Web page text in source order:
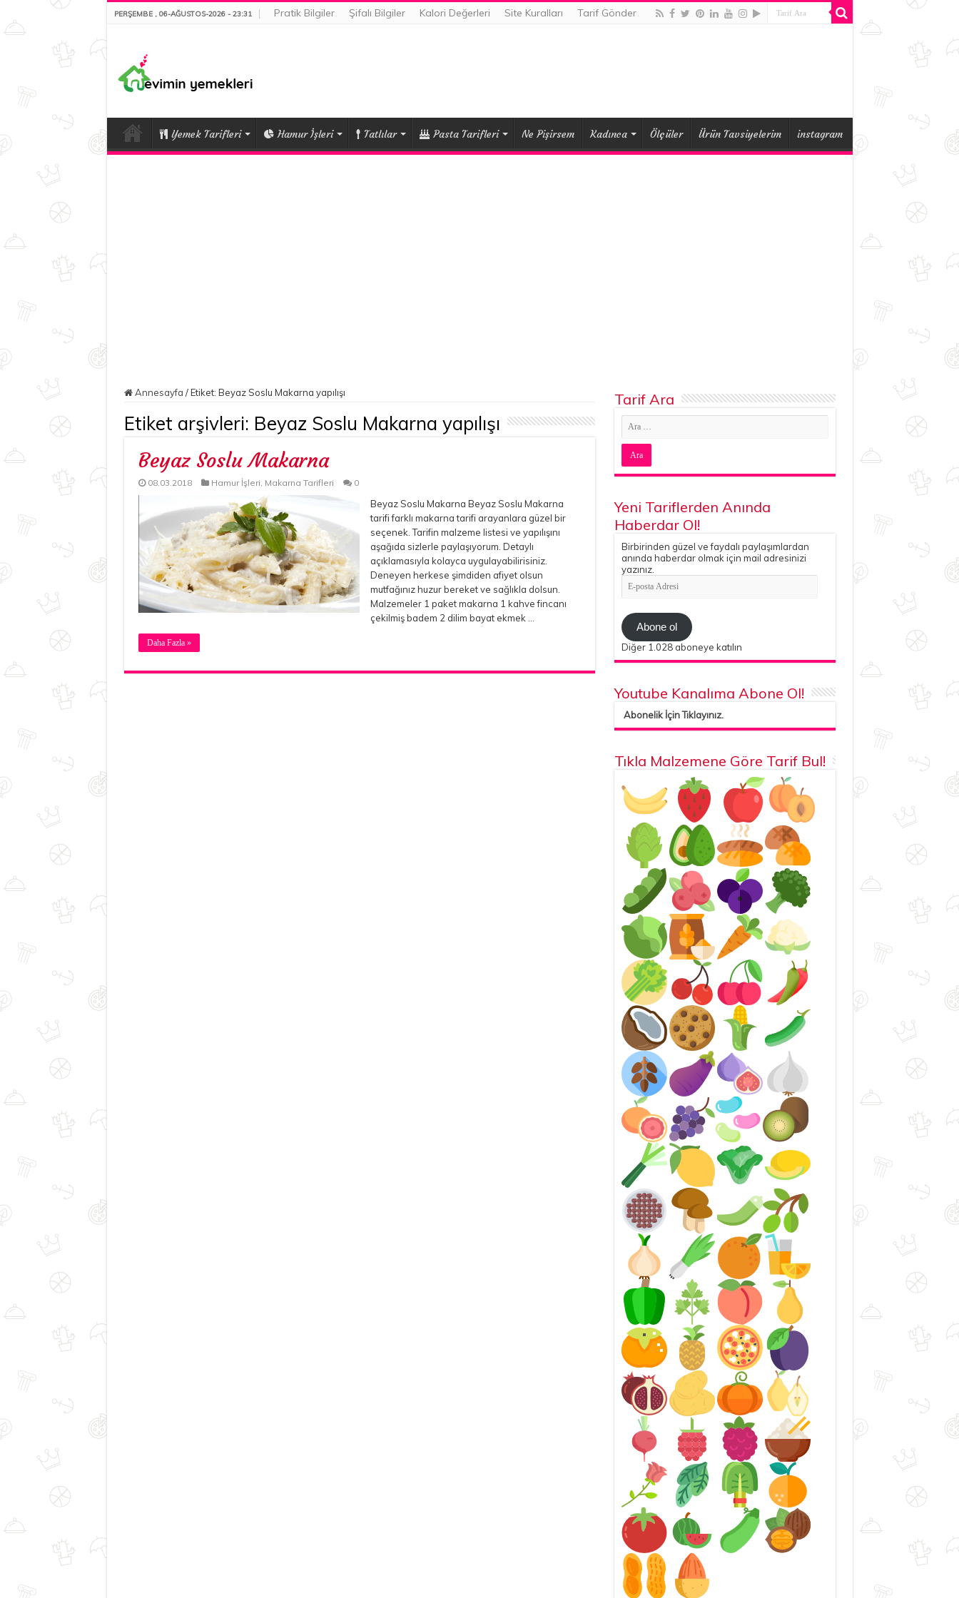
PERŞEMBE , 06-AĞUSTOS-2026 - 23:31 Pratik Bilgiler Şifalı Bilgiler Kalori Değerleri Site Kuralları Tarif Gönder
Yemek Tarifleri Hamur İşleri Tatlılar Pasta Tarifleri Ne Pişirsem Kadınca Ölçüler Ürün Tavsiyelerim instagram
Annesayfa / Etiket: Beyaz Soslu Makarna yapılışı
Etiket arşivleri: Beyaz Soslu Makarna yapılışı
Beyaz Soslu Makarna
08.03.2018 Hamur İşleri, Makarna Tarifleri 0
Beyaz Soslu Makarna Beyaz Soslu Makarna
tarifi farklı makarna tarifi arayanlara güzel bir
seçenek. Tarifin malzeme listesi ve yapılışını
aşağıda sizlerle paylaşıyorum. Detaylı
açıklamasıyla kolayca uygulayabilirisiniz.
Deneyen herkese şimdiden afiyet olsun
mutfağınız huzur bereket ve sağlıkla dolsun.
Malzemeler 1 paket makarna 1 kahve fincanı
çekilmiş badem 2 dilim bayat ekmek …
Daha Fazla »
Tarif Ara
Yeni Tariflerden Anında
Haberdar Ol!
Birbirinden güzel ve faydalı paylaşımlardan
anında haberdar olmak için mail adresinizi
yazınız.
E-
posta
Abone ol
Diğer 1.028 aboneye katılın
Youtube Kanalıma Abone Ol!
Abonelik İçin Tıklayınız.
Tıkla Malzemene Göre Tarif Bul!